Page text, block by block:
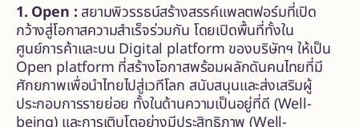
1. Open : สยามพิวรรธน์สร้างสรรค์แพลตฟอร์มที่เปิด
กว้างสู่โอกาสความสำเร็จร่วมกัน โดยเปิดพื้นที่ทั้งใน
ศูนย์การค้าและบน Digital platform ของบริษัทฯ ให้เป็น
Open platform ที่สร้างโอกาสพร้อมผลักดันคนไทยที่มี
ศักยภาพเพื่อนำไทยไปสู่เวทีโลก สนับสนุนและส่งเสริมผู้
ประกอบการรายย่อย ทั้งในด้านความเป็นอยู่ที่ดี (Well-
being) และการเติบโตอย่างมีประสิทธิภาพ (Well-